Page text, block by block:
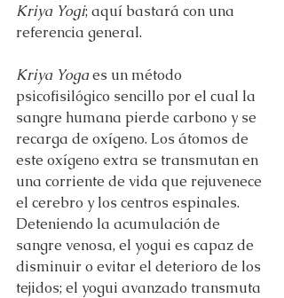
Kriya Yogi; aquí bastará con una
referencia general.
Kriya Yoga es un método
psicofisilógico sencillo por el cual la
sangre humana pierde carbono y se
recarga de oxígeno. Los átomos de
este oxígeno extra se transmutan en
una corriente de vida que rejuvenece
el cerebro y los centros espinales.
Deteniendo la acumulación de
sangre venosa, el yogui es capaz de
disminuir o evitar el deterioro de los
tejidos; el yogui avanzado transmuta